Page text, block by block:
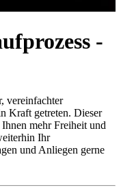
-
vereinfachter
Kraft getreten. Dieser
mehr Freiheit und
Ihr
und Anliegen gerne